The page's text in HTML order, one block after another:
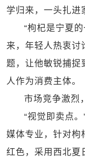
学归来，一头扎进
“枸杞是宁夏
来，年轻人热衷讨
题，让他敏锐捕
人作为消费主体。
市场竞争激烈
“视觉即卖点
媒体专业，针对枸
红色，采用西北夏